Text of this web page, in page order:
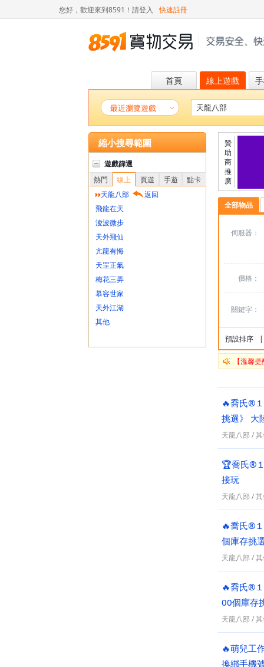
您好，歡迎來到8591！ 請登入 快速註冊
首頁 線上遊戲
最近瀏覽遊戲
縮小搜尋範圍
遊戲篩選
熱門
線上 頁遊 手遊
點卡
天龍八部
返回
飛龍在天
淩波微步
天外飛仙
亢龍有悔
天罡正氣
梅花三弄
慕容世家
天外江湖
其他
贊
助
商
推
廣
全部物品
伺服器：
價格：
關鍵字：
預設排序 |
【溫馨
🔥喬氏®
挑選》 大
天龍八部/
🏆喬氏®
接玩
天龍八部/
🔥喬氏®
個庫存挑
天龍八部/
🔥喬氏®
00個庫存
天龍八部/
🔥萌兒工
換綁手機